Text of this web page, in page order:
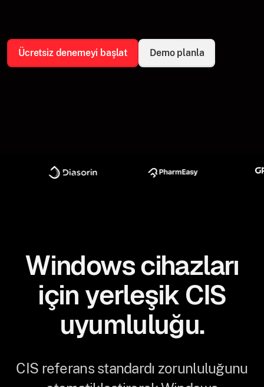
Ücretsiz denemeyi başlat Demo planla
Windows cihazları
için yerleşik CIS
uyumluluğu.
CIS referans standardı zorunluluğunu